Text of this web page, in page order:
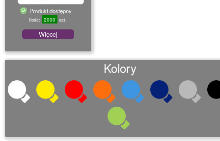
Produkt dostępny
Ilość: 2000 szt.
Więcej
Kolory